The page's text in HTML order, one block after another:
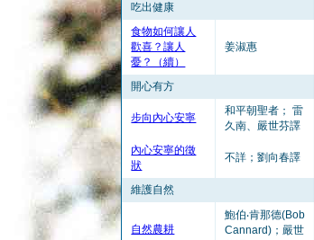
吃出健康
食物如何讓人
歡喜？讓人
憂？（續）
姜淑惠
開心有方
步向內心安寧
和平朝聖者； 雷
久南、嚴世芬譯
內心安寧的徵
狀
不詳；劉向春譯
維護自然
自然農耕
鮑伯‧肯那德(Bob
Cannard)；嚴世